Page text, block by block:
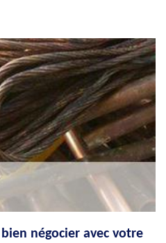
négocier avec votre